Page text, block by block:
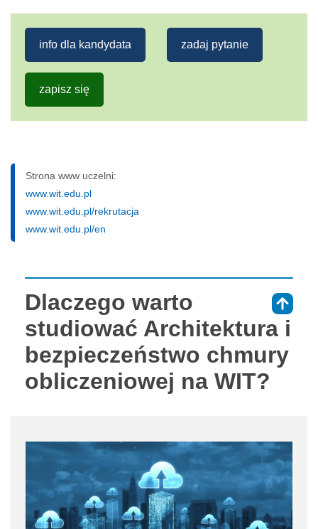
info dla kandydata zadaj pytanie
zapisz się
Strona www uczelni:
www.wit.edu.pl
www.wit.edu.pl/rekrutacja
www.wit.edu.pl/en
Dlaczego warto
studiować Architektura i
bezpieczeństwo chmury
obliczeniowej na WIT?